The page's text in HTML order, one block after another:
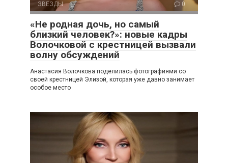
ЗВЕЗДЫ 0
«Не родная дочь, но самый
близкий человек?»: новые кадры
Волочковой с крестницей вызвали
волну обсуждений
Анастасия Волочкова поделилась фотографиями со
своей крестницей Элизой, которая уже давно занимает
особое место